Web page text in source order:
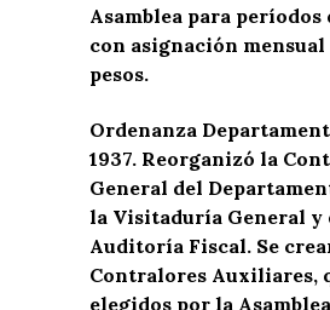
Asamblea para períodos
con asignación mensual
pesos.
Ordenanza
1937. Reorganizó la
General del
la Visitaduría General y
Auditoría Fiscal. Se
Contralores Auxiliares,
elegidos por la